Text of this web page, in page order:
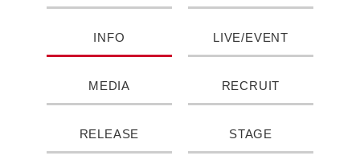
INFO LIVE/EVENT
MEDIA RECRUIT
RELEASE STAGE